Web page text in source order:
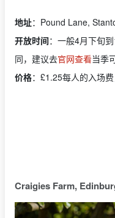
地址：Pound Lane,
开放时间：一般4月下旬
同，建议去官网查看当季
价格：£1.25每人的入场费
Craigies Farm,